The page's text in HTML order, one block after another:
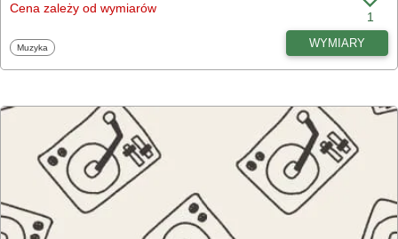
Cena zależy od wymiarów
1
Fototapety
Muzyka WYMIARY